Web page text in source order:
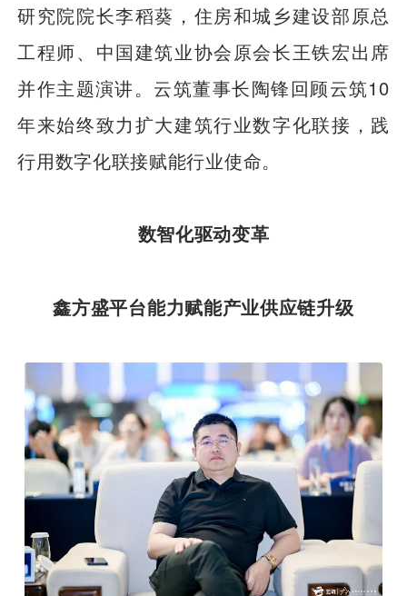
研究院院长李稻葵，住房和城乡建设部原总
工程师、中国建筑业协会原会长王铁宏出席
并作主题演讲。云筑董事长陶锋回顾云筑10
年来始终致力扩大建筑行业数字化联接，践
行用数字化联接赋能行业使命。
数智化驱动变革
鑫方盛平台能力赋能产业供应链升级